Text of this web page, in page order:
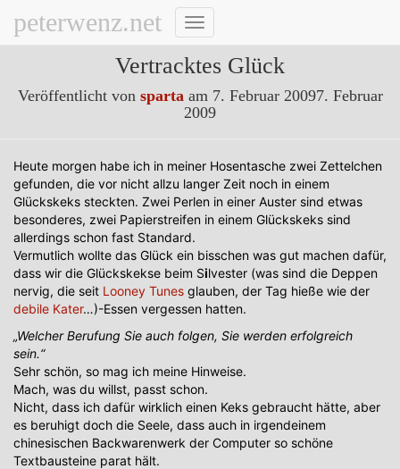
peterwenz.net
Navigation
umschalten
Vertracktes Glück
Veröffentlicht von spartaam 7. Februar 20097. Februar
2009
Heute morgen habe ich in meiner Hosentasche zwei Zettelchen
gefunden, die vor nicht allzu langer Zeit noch in einem
Glückskeks steckten. Zwei Perlen in einer Auster sind etwas
besonderes, zwei Papierstreifen in einem Glückskeks sind
allerdings schon fast Standard.
Vermutlich wollte das Glück ein bisschen was gut machen dafür,
dass wir die Glückskekse beim Silvester (was sind die Deppen
nervig, die seit Looney Tunes glauben, der Tag hieße wie der
debile Kater…)-Essen vergessen hatten.
„Welcher Berufung Sie auch folgen, Sie werden erfolgreich
sein.“
Sehr schön, so mag ich meine Hinweise.
Mach, was du willst, passt schon.
Nicht, dass ich dafür wirklich einen Keks gebraucht hätte, aber
es beruhigt doch die Seele, dass auch in irgendeinem
chinesischen Backwarenwerk der Computer so schöne
Textbausteine parat hält.